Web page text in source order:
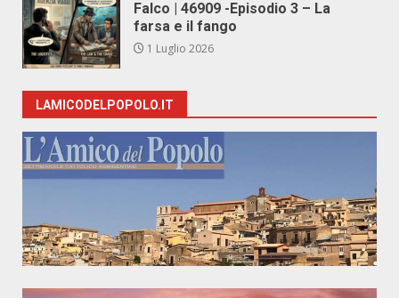
Falco | 46909 -Episodio 3 – La
farsa e il fango
1 Luglio 2026
LAMICODELPOPOLO.IT